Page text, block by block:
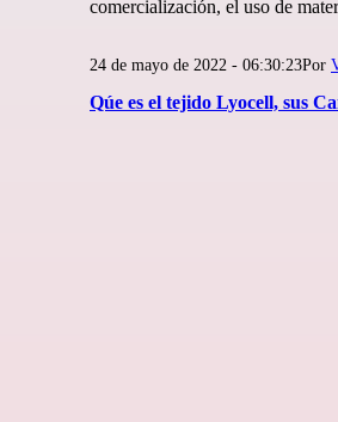
comercialización, el uso de
Publicada
24 de mayo de 2022 - 06:30:23Por
Qúe es el tejido Lyocell, sus